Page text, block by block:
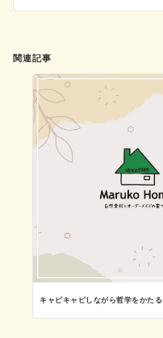
ン
関連記事
キャピキャピしながら哲学をかたる